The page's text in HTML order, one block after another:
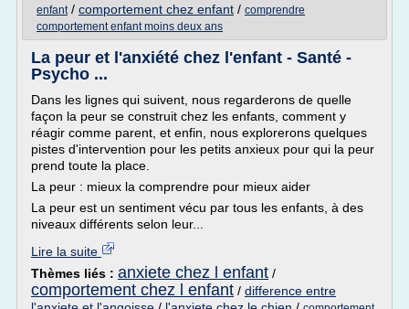
enfant/ comportement chez enfant / comprendre
comportement enfant moins deux ans
La peur et l'anxiété chez l'enfant - Santé -
Psycho ...
Dans les lignes qui suivent, nous regarderons de quelle
façon la peur se construit chez les enfants, comment y
réagir comme parent, et enfin, nous explorerons quelques
pistes d'intervention pour les petits anxieux pour qui la peur
prend toute la place.
La peur : mieux la comprendre pour mieux aider
La peur est un sentiment vécu par tous les enfants, à des
niveaux différents selon leur...
Lire la suite
Thèmes liés : anxiete chez l enfant /
comportement chez l enfant / difference entre